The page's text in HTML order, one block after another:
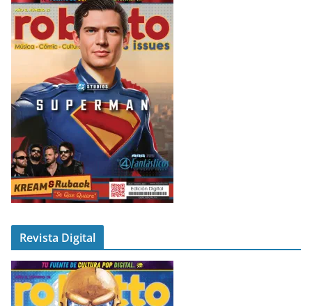
Revista Digital